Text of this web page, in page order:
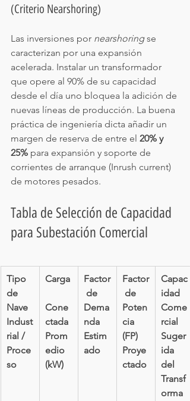
(Criterio Nearshoring)
Las inversiones por nearshoring se
caracterizan por una expansión
acelerada. Instalar un transformador
que opere al 90% de su capacidad
desde el día uno bloquea la adición de
nuevas líneas de producción. La buena
práctica de ingeniería dicta añadir un
margen de reserva de entre el 20% y
25% para expansión y soporte de
corrientes de arranque (Inrush current)
de motores pesados.
Tabla de Selección de Capacidad
para Subestación Comercial
Tipo
de
Nave
Indust
rial /
Proce
so
Carga
Cone
ctada
Prom
edio
(kW)
Factor
de
Dema
nda
Estim
ado
Factor
de
Poten
cia
(FP)
Proye
ctado
Capac
idad
Come
rcial
Suger
ida
del
Transf
orma